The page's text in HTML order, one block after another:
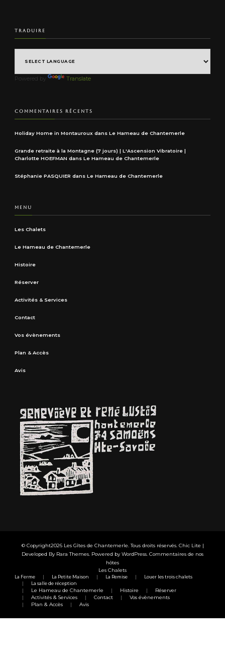
TRADUIRE
Powered by Translate
COMMENTAIRES RÉCENTS
Holiday Home in Montauroux dans Le Hameau de Chantemerle
Grande retraite à la Montagne (7 jours) | L'Ascension Vibratoire |
Charlotte HOEFMAN dans Le Hameau de Chantemerle
Stéphanie PASQUIER dans Le Hameau de Chantemerle
MENU
Les Chalets
Le Hameau de Chantemerle
Histoire
Réserver
Activités & Services
Contact
Vos évènements
Plan & Accès
Avis
© Copyright2026 Les Gîtes de Chantemerle . Tous droits réservés. Chic Lite |
Developed By Rara Themes . Powered by WordPress Commentaires de nos
hôtes
Les Chalets
La Ferme La Petite Maison La Remise
Louer les trois chalets
La salle de réception
Le Hameau de Chantemerle Histoire
Réserver
Activités & Services
Contact
Vos évènements
Plan & Accès
Avis